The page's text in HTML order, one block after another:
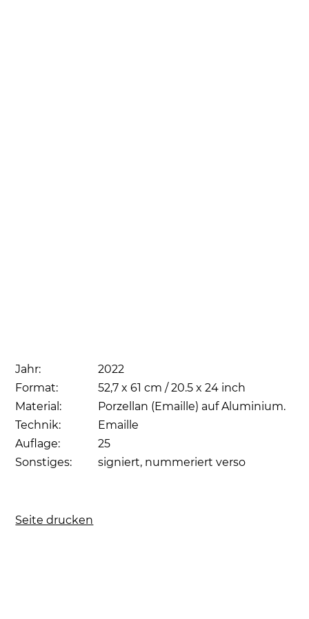
Jahr:
2022
Format:
52,7 x 61 cm / 20.5 x 24 inch
Material:
Porzellan (Emaille) auf Aluminium.
Technik:
Emaille
Auflage:
25
Sonstiges:
signiert, nummeriert verso
Seite drucken